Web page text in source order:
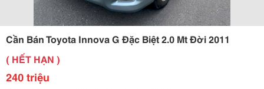
Cần Bán Toyota Innova G Đặc Biệt 2.0 Mt Đời 2011
( HẾT HẠN )
240 triệu